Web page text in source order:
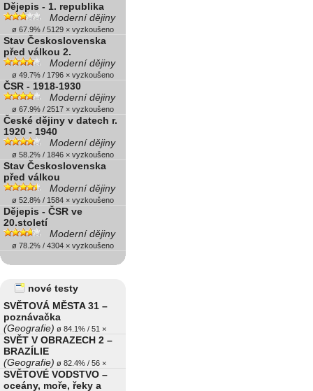
Dějepis - 1. republika
Moderní dějiny
ø 67.9% / 5129 × vyzkoušeno
Stav Československa
před válkou 2.
Moderní dějiny
ø 49.7% / 1796 × vyzkoušeno
ČSR - 1918-1930
Moderní dějiny
ø 67.9% / 2517 × vyzkoušeno
České dějiny v datech r.
1920 - 1940
Moderní dějiny
ø 58.2% / 1846 × vyzkoušeno
Stav Československa
před válkou
Moderní dějiny
ø 52.8% / 1584 × vyzkoušeno
Dějepis - ČSR ve
20.století
Moderní dějiny
ø 78.2% / 4304 × vyzkoušeno
nové testy
SVĚTOVÁ MĚSTA 31 –
poznávačka
(Geografie) ø 84.1% / 51 ×
SVĚT V OBRAZECH 2 –
BRAZÍLIE
(Geografie) ø 82.4% / 56 ×
SVĚTOVÉ VODSTVO –
oceány, moře, řeky a